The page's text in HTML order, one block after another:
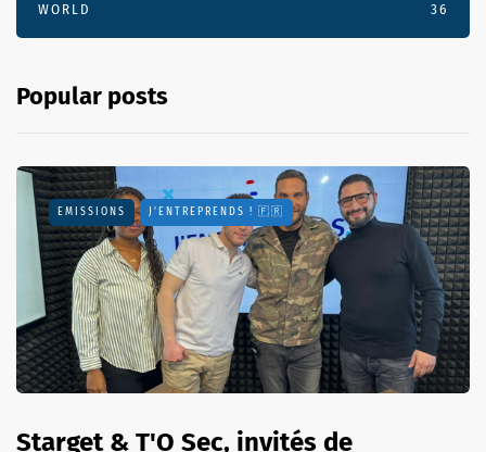
WORLD 36
Popular posts
EMISSIONS J'ENTREPRENDS ! 🇫🇷
Starget & T'O Sec, invités de